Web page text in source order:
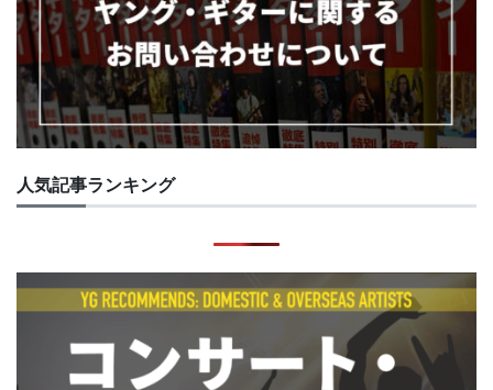
人気記事ランキング